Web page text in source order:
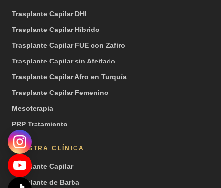
Trasplante Capilar DHI
Trasplante Capilar Híbrido
Trasplante Capilar FUE con Zafiro
Trasplante Capilar sin Afeitado
Trasplante Capilar Afro en Turquía
Trasplante Capilar Femenino
Mesoterapia
PRP Tratamiento
NUESTRA CLÍNICA
Trasplante Capilar
Trasplante de Barba